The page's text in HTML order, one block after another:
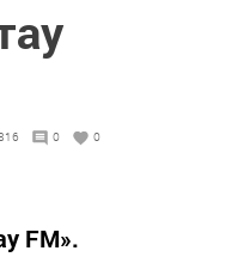
0 0
FM».